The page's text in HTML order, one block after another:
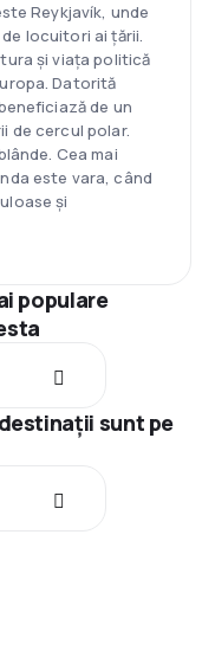
Reykjavík, unde
locuitori ai țării.
și viața politică
Datorită
de un
de cercul polar.
Cea mai
este vara, când
și
populare
sunt pe